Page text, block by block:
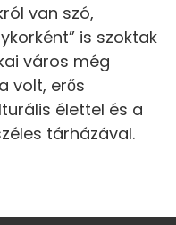
van szó,
is szoktak
város még
volt, erős
élettel és a
tárházával.